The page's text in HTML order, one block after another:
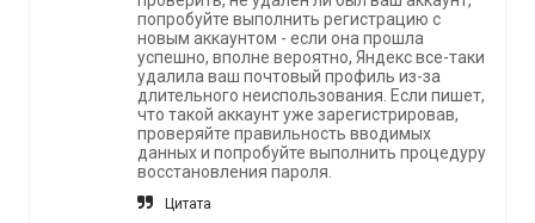
попробуйте выполнить регистрацию с
новым аккаунтом - если она прошла
успешно, вполне вероятно, Яндекс все-таки
удалила ваш почтовый профиль из-за
длительного неиспользования. Если пишет,
что такой аккаунт уже зарегистрировав,
проверяйте правильность вводимых
данных и попробуйте выполнить процедуру
восстановления пароля.
Цитата